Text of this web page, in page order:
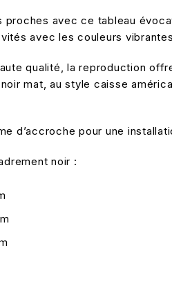
avec ce tableau
avec les couleurs
qualité, la reproduction
mat, au style caisse
d’accroche pour une
noir :